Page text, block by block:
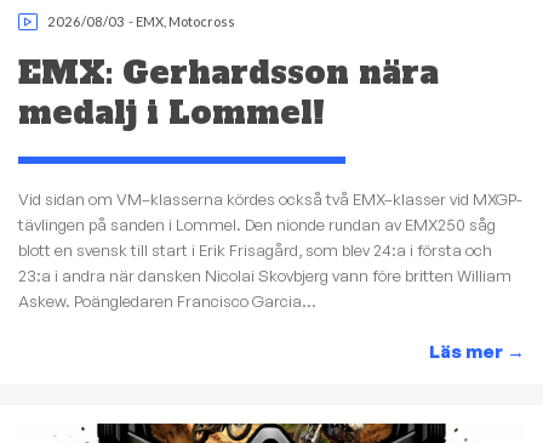
2026/08/03 - EMX Motocross
EMX: Gerhardsson nära
medalj i Lommel!
Vid sidan om VM–klasserna kördes också två EMX–klasser vid MXGP-
tävlingen på sanden i Lommel. Den nionde rundan av EMX250 såg
blott en svensk till start i Erik Frisagård, som blev 24:a i första och
23:a i andra när dansken Nicolai Skovbjerg vann före britten William
Askew. Poängledaren Francisco Garcia...
Läs mer →